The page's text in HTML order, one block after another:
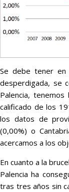
Se debe tener
desperdigada, se
Palencia,
calificado de los
los datos de
(0,00%) o
acercamos a los
En cuanto a la
Palencia ha
tras tres años sin